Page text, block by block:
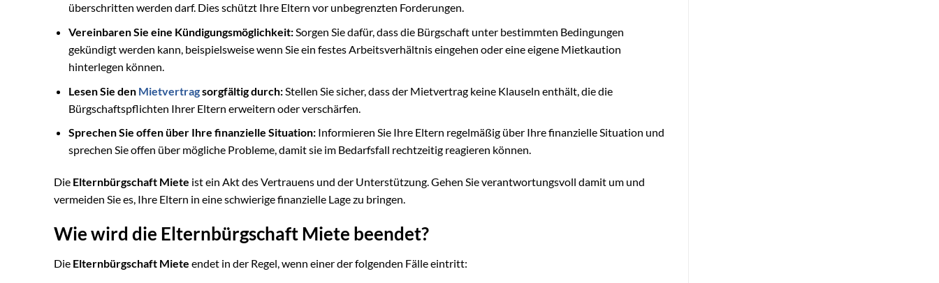
überschritten werden darf. Dies schützt Ihre Eltern vor unbegrenzten Forderungen.
Vereinbaren Sie eine Kündigungsmöglichkeit:Sorgen Sie dafür, dass die Bürgschaft unter bestimmten Bedingungen
gekündigt werden kann, beispielsweise wenn Sie ein festes Arbeitsverhältnis eingehen oder eine eigene Mietkaution
hinterlegen können.
Lesen Sie den Mietvertragsorgfältig durch:Stellen Sie sicher, dass der Mietvertrag keine Klauseln enthält, die die
Bürgschaftspflichten Ihrer Eltern erweitern oder verschärfen.
Sprechen Sie offen über Ihre finanzielle Situation:Informieren Sie Ihre Eltern regelmäßig über Ihre finanzielle Situation und
sprechen Sie offen über mögliche Probleme, damit sie im Bedarfsfall rechtzeitig reagieren können.
Die Elternbürgschaft Miete ist ein Akt des Vertrauens und der Unterstützung. Gehen Sie verantwortungsvoll damit um und
vermeiden Sie es, Ihre Eltern in eine schwierige finanzielle Lage zu bringen.
Wie wird die Elternbürgschaft Miete beendet?
Die Elternbürgschaft Miete endet in der Regel, wenn einer der folgenden Fälle eintritt: